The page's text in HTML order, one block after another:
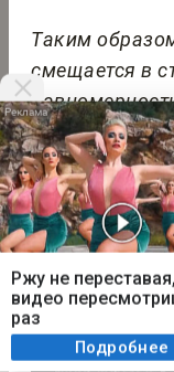
Таким
смещается в
по январь
которые
Мы используем
вы
ваши
метрик Яндекс
Я
Ржу не
видео
раз
Подробнее